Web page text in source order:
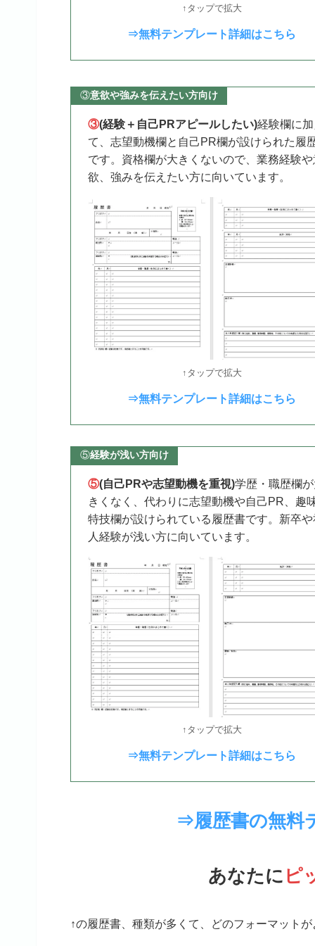
↑タップで拡大
⇒無料テンプレート詳細はこちら
③意欲や強みを伝えたい方向け
③(経験＋自己PRアピールしたい)経験欄に
て、志望動機欄と自己PR欄が設けられた履
です。資格欄が大きくないので、業務経験や
欲、強みを伝えたい方に向いています。
↑タップで拡大
⇒無料テンプレート詳細はこちら
⑤経験が浅い方向け
⑤(自己PRや志望動機を重視)学歴・職歴欄
きくなく、代わりに志望動機や自己PR、趣
特技欄が設けられている履歴書です。新卒
人経験が浅い方に向いています。
↑タップで拡大
⇒無料テンプレート詳細はこちら
⇒履歴書の無料
あなたに ピ
↑の履歴書、種類が多くて、どのフォーマット